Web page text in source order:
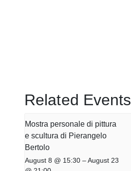
Related Events
Mostra personale di pittura
e scultura di Pierangelo
Bertolo
August 8 @ 15:30 –August 23